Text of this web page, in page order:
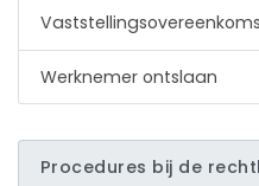
Werknemer ontslaan
Procedures bij de